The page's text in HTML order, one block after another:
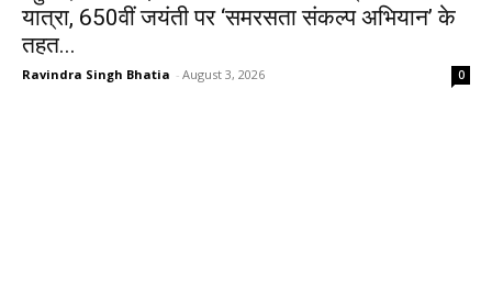
यात्रा, 650वीं जयंती पर ‘समरसता संकल्प अभियान’ के
तहत...
Ravindra Singh Bhatia - August 3, 2026 0